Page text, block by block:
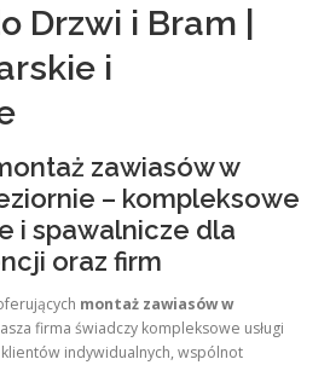
Drzwi i Bram |
i
zawiasów w
– kompleksowe
i spawalnicze dla
oraz firm
montaż zawiasów w
firma świadczy kompleksowe usługi
indywidualnych, wspólnot